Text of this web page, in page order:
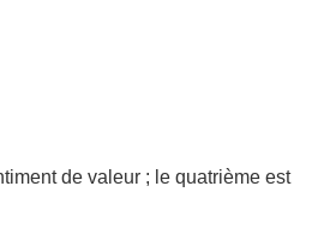
de valeur ; le quatrième est